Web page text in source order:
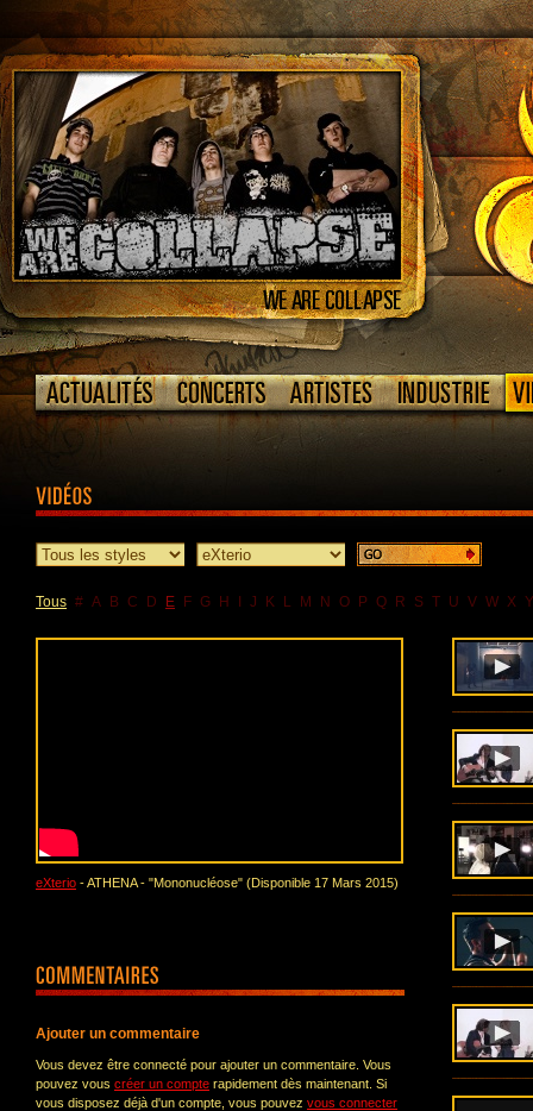
Tous # A B C D E F G H J K L M N O P Q R S T U V W X Y
eXterio - ATHENA - "Mononucléose" (Disponible 17 Mars 2015)
Ajouter un commentaire
Vous devez être connecté pour ajouter un commentaire. Vous
pouvez vous créer un compte rapidement dès maintenant. Si
vous disposez déjà d'un compte, vous pouvez vous connecter